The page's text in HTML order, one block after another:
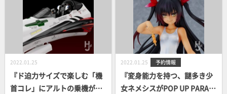
ュランダルバルキリー（マク
シミリアン・ジーナス機） 案
内開始！
2022.01.25
『ド迫力サイズで楽しむ「機
首コレ」にアルトの乗機が加
2022.01.25 予約情報
『変身能力を持つ、謎多き少
女ネメシスがPOP UP PARAD